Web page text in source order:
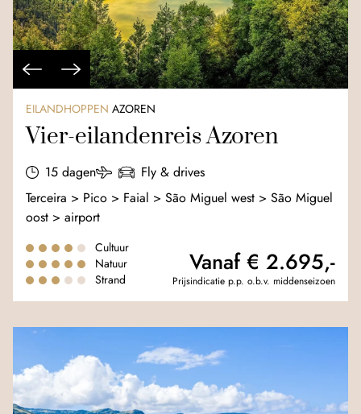
EILANDHOPPEN AZOREN
Vier-eilandenreis Azoren
15 dagen
Fly & drives
Terceira > Pico > Faial > São Miguel west > São Miguel
oost > airport
Cultuur
Natuur
Strand
Vanaf € 2.695,-
Prijsindicatie p.p. o.b.v. middenseizoen